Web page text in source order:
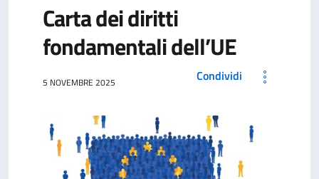
Carta dei diritti
fondamentali dell’UE
5 NOVEMBRE 2025 Condividi